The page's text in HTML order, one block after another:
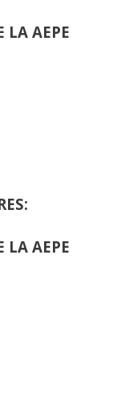
LA AEPE
LA AEPE